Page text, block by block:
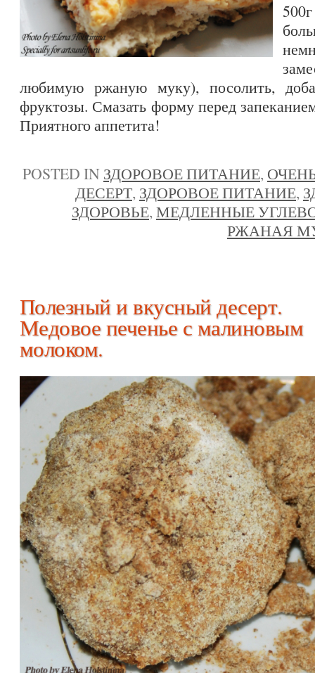
любимую ржаную муку), посолить,
фруктозы. Смазать форму перед
Приятного аппетита!
POSTED IN ЗДОРОВОЕ ПИТАНИЕ,
ДЕСЕРТ, ЗДОРОВОЕ ПИТАНИЕ,
ЗДОРОВЬЕ, МЕДЛЕННЫЕ
РЖАНАЯ
Полезный и вкусный десерт.
Медовое печенье с малиновым
молоком.